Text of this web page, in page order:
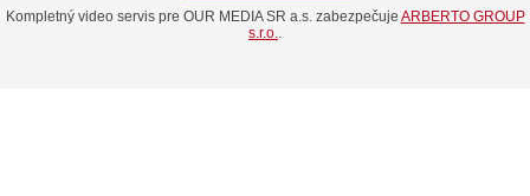
Kompletný video servis pre OUR MEDIA SR a.s. zabezpečuje ARBERTO GROUP
s.r.o.